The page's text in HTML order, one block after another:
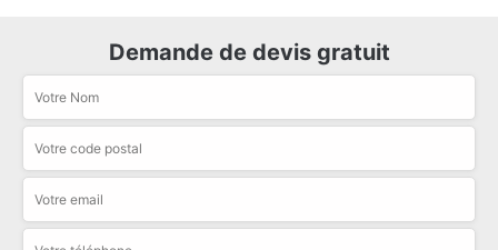
Demande de devis gratuit